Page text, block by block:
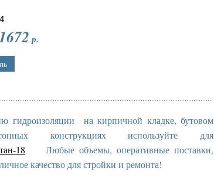
р.
гидроизоляции на кирпичной кладке, бутовом
конструкциях используйте для
18 Любые объемы, оперативные поставки,
качество для стройки и ремонта!